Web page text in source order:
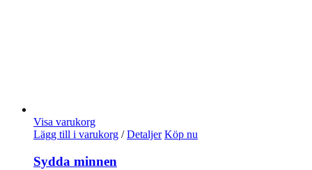
Visa varukorg
Lägg till i varukorg / Detaljer Köp nu
Sydda minnen